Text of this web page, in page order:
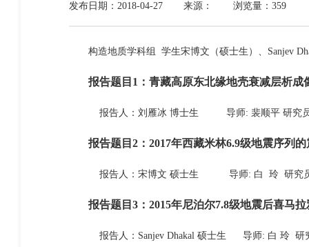
发布日期：2018-04-27 来源： 浏览量：359
构造地质学科组 学生宋博文（硕士生）、Sanjev
报告题目1：青藏高原东北缘地壳衰减层析成
报告人：刘雁冰 博士生 导师: 裴顺平 研究
报告题目2：2017年西藏米林6.9级地震序列
报告人：宋博文 硕士生 导师: 白 玲 研究
报告题目3：2015年尼泊尔7.8级地震后喜马
报告人：Sanjev Dhakal 硕士生 导师: 白 玲 研